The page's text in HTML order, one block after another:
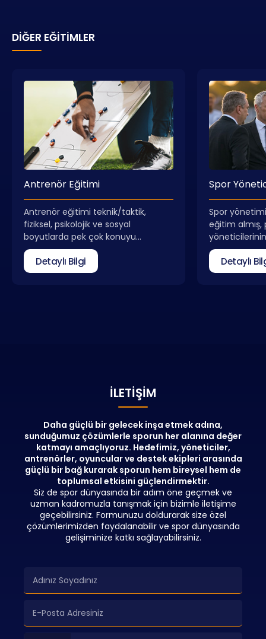
DIĞER EĞITIMLER
Antrenör Eğitimi
Antrenör eğitimi teknik/taktik,
fiziksel, psikolojik ve sosyal
boyutlarda pek çok konuyu
içermektedir. Antrenör eğitimi lisans
almakla birlikte sona eren bir süreç
olmayıp antrenörlerin kendilerini
Detaylı Bilgi
Spor
Spor
eğitim
kulüplerde
yönetici
günümüz
edeceklerdir.
Detaylı
İLETIŞIM
Daha güçlü bir gelecek inşa etmek adına,
sunduğumuz çözümlerle sporun her alanına değer
katmayı amaçlıyoruz. Hedefimiz, yöneticiler,
antrenörler, oyuncular ve destek ekipleri arasında
güçlü bir bağ kurarak sporun hem bireysel hem de
toplumsal etkisini güçlendirmektir.
Siz de spor dünyasında bir adım öne geçmek ve
uzman kadromuzla tanışmak için bizimle iletişime
geçebilirsiniz. Formunuzu doldurarak size özel
çözümlerimizden faydalanabilir ve spor dünyasında
gelişiminize katkı sağlayabilirsiniz.